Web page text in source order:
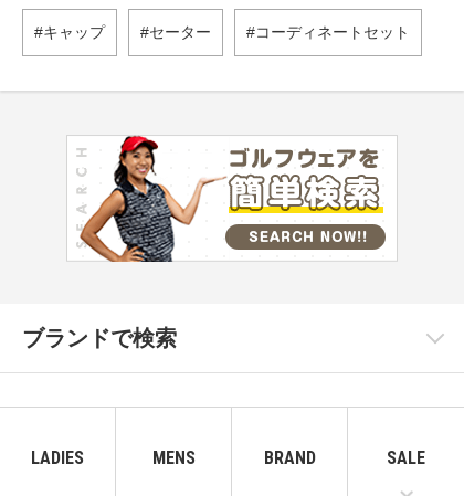
キャップ セーター コーディネートセット
ブランドで検索
LADIES MENS BRAND SALE